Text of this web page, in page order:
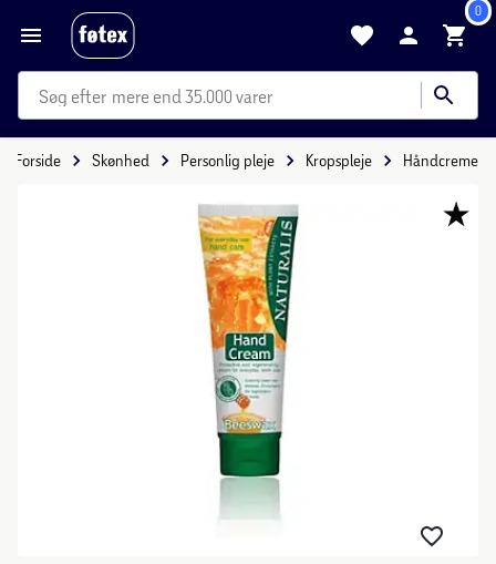
0
mere end 35.000 varer
Forside Skønhed Personlig pleje Kropspleje Håndcreme